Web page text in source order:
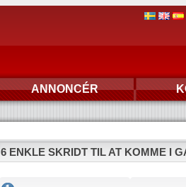
ANNONCÉR
6 ENKLE SKRIDT TIL AT KOMME I